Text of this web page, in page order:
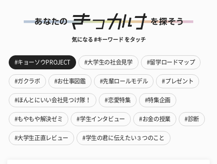
気になる #キーワード をタッチ
#キョーソウPROJECT #大学生の社会見学 #留学ロードマップ
#ガクラボ #お仕事図鑑 #先輩ロールモデル #プレゼント
#ほんとにいい会社見つけ隊！ #恋愛特集 #特集企画
#もやもや解決ゼミ #学生インタビュー #お金の授業 #診断
#大学生正直レビュー #学生の君に伝えたい３つのこと